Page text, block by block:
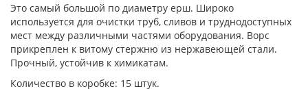
Это самый большой по диаметру ерш. Широко
используется для очистки труб, сливов и труднодоступных
мест между различными частями оборудования. Ворс
прикреплен к витому стержню из нержавеющей стали.
Прочный, устойчив к химикатам.
Количество в коробке: 15 штук.